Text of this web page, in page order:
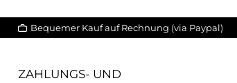
Bequemer Kauf auf Rechnung (via Paypal)
ZAHLUNGS- UND